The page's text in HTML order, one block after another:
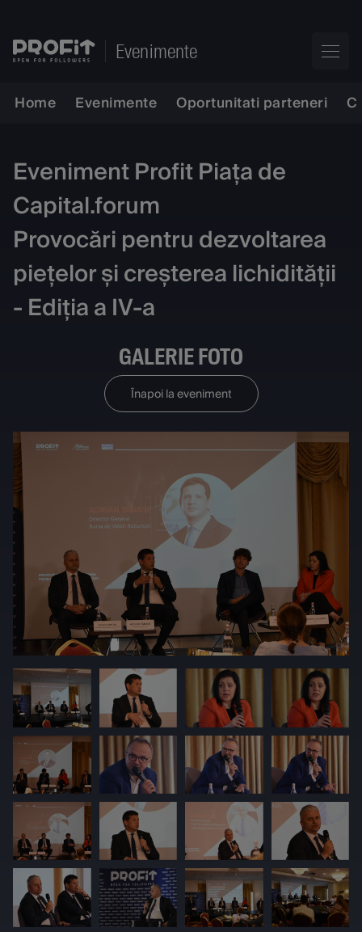
Evenimente
Home Evenimente Oportunitati parteneri
Eveniment Profit Piața de
Capital.forum
Provocări pentru dezvoltarea
piețelor și creșterea lichidității
- Ediția a IV-a
GALERIE FOTO
Înapoi la eveniment